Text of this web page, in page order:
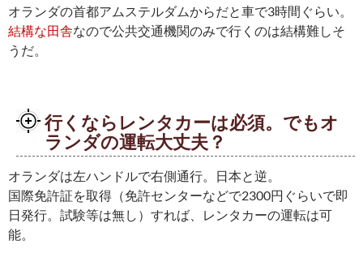
オランダの首都アムステルダムからだと車で3時間ぐらい。
結構な田舎なので公共交通機関のみで行くのは結構難しそ
うだ。
行くならレンタカーは必須。でもオ
ランダの運転大丈夫？
オランダは左ハンドルで右側通行。日本と逆。
国際免許証を取得（免許センターなどで2300円ぐらいで即
日発行。試験等は無し）すれば、レンタカーの運転は可
能。